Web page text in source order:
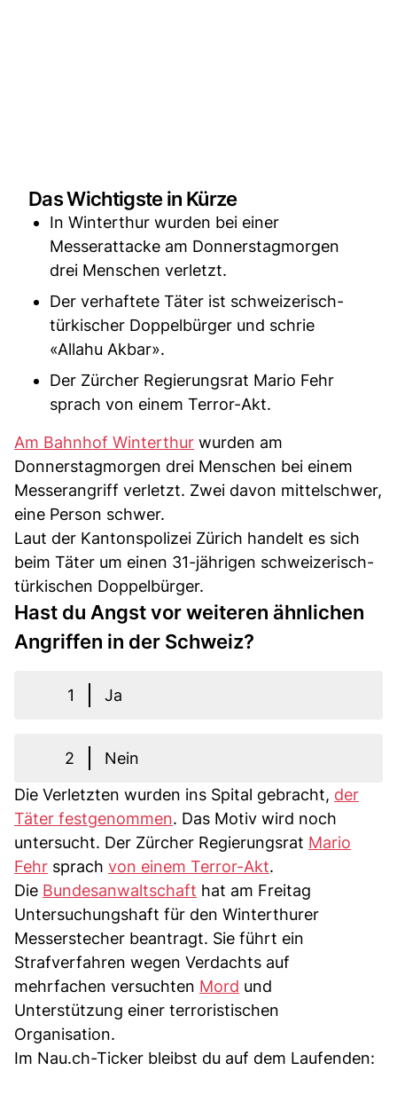
Das Wichtigste in Kürze
In Winterthur wurden bei einer
Messerattacke am Donnerstagmorgen
drei Menschen verletzt.
Der verhaftete Täter ist schweizerisch-
türkischer Doppelbürger und schrie
«Allahu Akbar».
Der Zürcher Regierungsrat Mario Fehr
sprach von einem Terror-Akt.
Am Bahnhof Winterthur wurden am
Donnerstagmorgen drei Menschen bei einem
Messerangriff verletzt. Zwei davon mittelschwer,
eine Person schwer.
Laut der Kantonspolizei Zürich handelt es sich
beim Täter um einen 31-jährigen schweizerisch-
türkischen Doppelbürger.
Hast du Angst vor weiteren ähnlichen
Angriffen in der Schweiz?
1 Ja
2
Nein
Die Verletzten wurden ins Spital gebracht, der
Täter festgenommen. Das Motiv wird noch
untersucht. Der Zürcher Regierungsrat Mario
Fehr sprach von einem Terror-Akt.
Die Bundesanwaltschaft hat am Freitag
Untersuchungshaft für den Winterthurer
Messerstecher beantragt. Sie führt ein
Strafverfahren wegen Verdachts auf
mehrfachen versuchten Mord und
Unterstützung einer terroristischen
Organisation.
Im Nau.ch-Ticker bleibst du auf dem Laufenden: